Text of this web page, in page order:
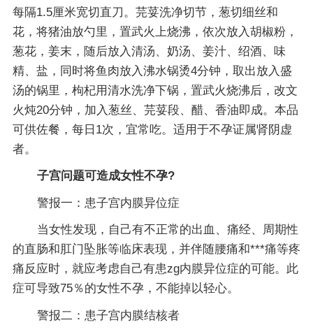
每隔1.5厘米宽切直刀。芫荽洗净切节，葱切细丝和
花，将猪油放勺里，置武火上烧沸，依次放入胡椒粉，
葱花，姜末，随后放入清汤、奶汤、姜汁、绍酒、味
精、盐，同时将鱼肉放入沸水锅烫4分钟，取出放入盛
汤的锅里，枸杞用清水洗净下锅，置武火烧沸后，改文
火炖20分钟，加入葱丝、芫荽段、醋、香油即成。本品
可供佐餐，每日1次，宜常吃。适用于不孕证属肾阴虚
者。
子宫问题可造成女性不孕?
警报一：患子宫内膜异位症
当女性发现，自己有不正常的出血、痛经、周期性
的直肠和肛门坠胀等临床表现，并伴随腰痛和***痛等疼
痛反应时，就应考虑自己有患zg内膜异位症的可能。此
症可导致75％的女性不孕，不能掉以轻心。
警报二：患子宫内膜结核者